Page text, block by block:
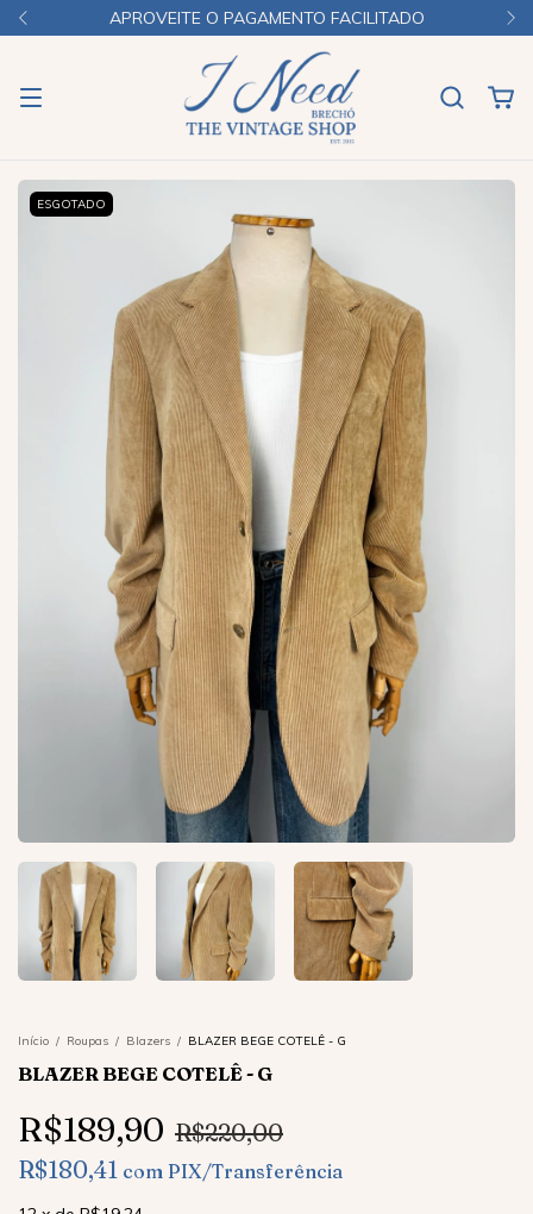
APROVEITE O PAGAMENTO FACILITADO
ESGOTADO
Início / Roupas / Blazers / BLAZER BEGE COTELÊ - G
BLAZER BEGE COTELÊ - G
R$189,90 R$220,00
R$180,41 com PIX/Transferência